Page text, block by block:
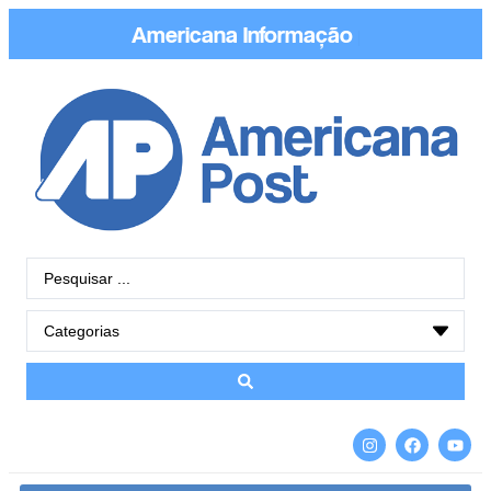
Americana Conectada